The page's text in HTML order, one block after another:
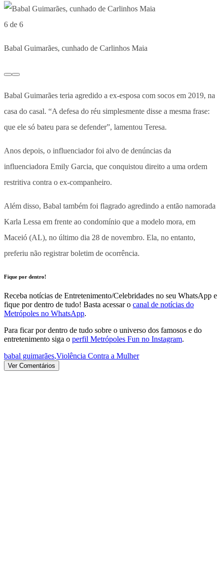
6 de 6
Babal Guimarães, cunhado de Carlinhos Maia
Babal Guimarães teria agredido a ex-esposa com socos em 2019, na
casa do casal. “A defesa do réu simplesmente disse a mesma frase:
que ele só bateu para se defender”, lamentou Teresa.
Anos depois, o influenciador foi alvo de denúncias da
influenciadora Emily Garcia, que conquistou direito a uma ordem
restritiva contra o ex-companheiro.
Além disso, Babal também foi flagrado agredindo a então namorada
Karla Lessa em frente ao condomínio que a modelo mora, em
Maceió (AL), no último dia 28 de novembro. Ela, no entanto,
preferiu não registrar boletim de ocorrência.
Fique por dentro!
Receba notícias de Entretenimento/Celebridades no seu WhatsApp e
fique por dentro de tudo! Basta acessar o canal de notícias do
Metrópoles no WhatsApp.
Para ficar por dentro de tudo sobre o universo dos famosos e do
entretenimento siga o perfil Metrópoles Fun no Instagram.
babal guimarães,Violência Contra a Mulher
Ver Comentários